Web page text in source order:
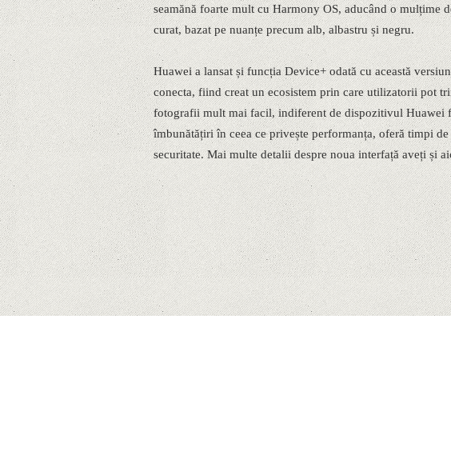
seamănă foarte mult cu Harmony OS, aducând o mulțime
curat, bazat pe nuanțe precum alb, albastru și negru.
Huawei a lansat și funcția Device+ odată cu această
conecta, fiind creat un ecosistem prin care utilizatorii pot
fotografii mult mai facil, indiferent de dispozitivul Huawei
îmbunătățiri în ceea ce privește performanța, oferă timpi
securitate. Mai multe detalii despre noua interfață aveți și